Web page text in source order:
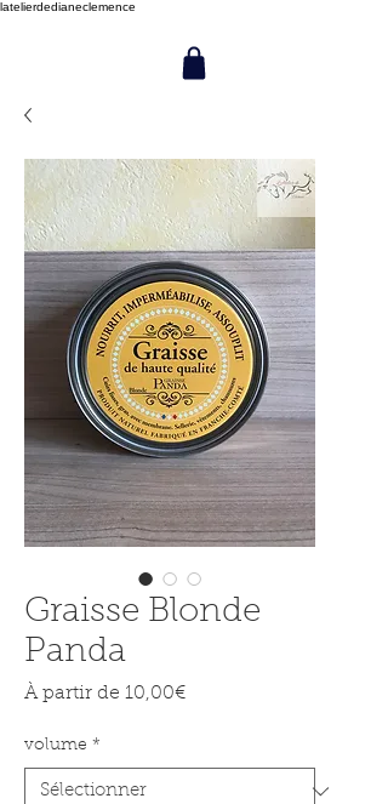
latelierdedianeclemence
Graisse Blonde
Panda
À partir de 10,00€Prix promotionnel
volume *